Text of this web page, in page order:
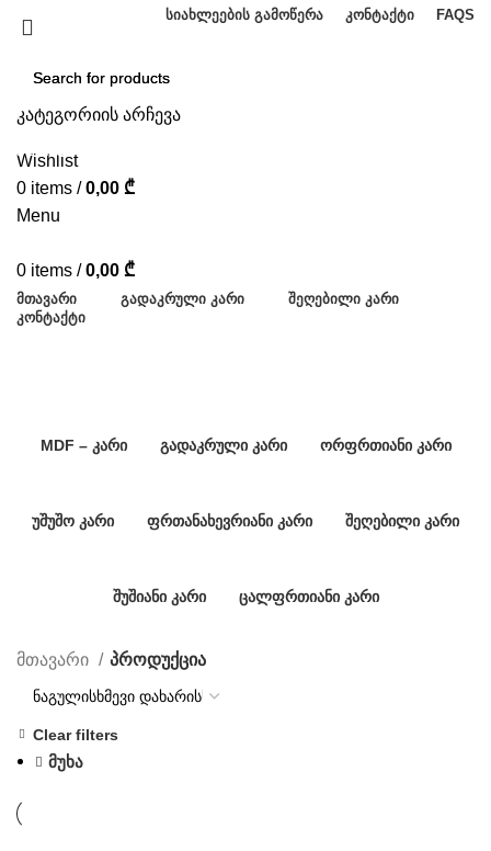
ᲡᲘᲐᲮᲚᲔᲔᲑᲘᲡ ᲒᲐᲛᲝᲬᲔᲠᲐ ᲙᲝᲜᲢᲐᲥᲢᲘ FAQS
SEARCH
Wishlist
0 items / 0,00 ₾
Menu
0 items / 0,00 ₾
ᲛᲗᲐᲕᲐᲠᲘ ᲒᲐᲓᲐᲙᲠᲣᲚᲘ ᲙᲐᲠᲘ
ᲨᲔᲦᲔᲑᲘᲚᲘ ᲙᲐᲠᲘ
ᲙᲝᲜᲢᲐᲥᲢᲘ
MDF – ᲙᲐᲠᲘ
ᲒᲐᲓᲐᲙᲠᲣᲚᲘ ᲙᲐᲠᲘ
ᲝᲠᲤᲠᲗᲘᲐᲜᲘ ᲙᲐᲠᲘ
ᲣᲨᲣᲨᲝ ᲙᲐᲠᲘ
ᲤᲠᲗᲐᲜᲐᲮᲔᲕᲠᲘᲐᲜᲘ ᲙᲐᲠᲘ
ᲨᲔᲦᲔᲑᲘᲚᲘ ᲙᲐᲠᲘ
ᲨᲣᲨᲘᲐᲜᲘ ᲙᲐᲠᲘ
ᲪᲐᲚᲤᲠᲗᲘᲐᲜᲘ ᲙᲐᲠᲘ
მთავარი პროდუქცია
Clear filters
მუხა
კატეგორიის არჩევა
SEARCH